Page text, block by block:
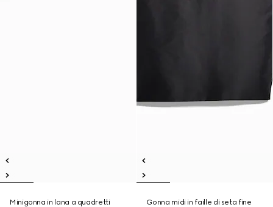
Minigonna in lana a quadretti
Gonna midi in faille di seta fine